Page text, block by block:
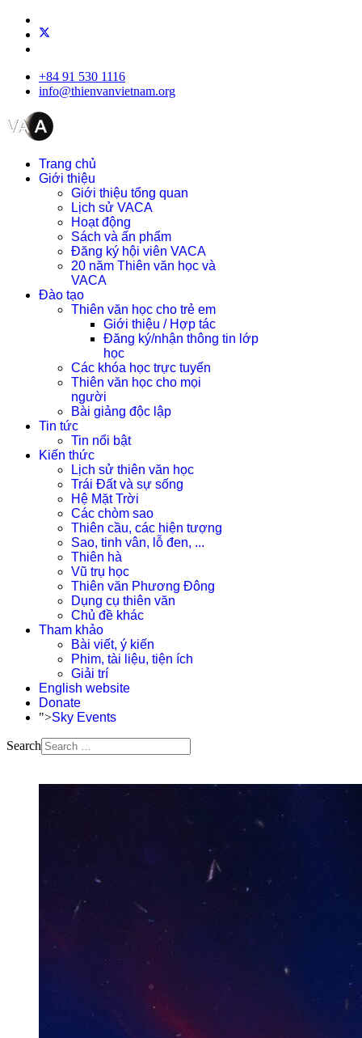
+84 91 530 1116
info@thienvanvietnam.org
Trang chủ
Giới thiệu
Giới thiệu tổng quan
Lịch sử VACA
Hoạt động
Sách và ấn phẩm
Đăng ký hội viên VACA
20 năm Thiên văn học và
VACA
Đào tạo
Thiên văn học cho trẻ em
Giới thiệu / Hợp tác
Đăng ký/nhận thông tin lớp
học
Các khóa học trực tuyến
Thiên văn học cho mọi
người
Bài giảng độc lập
Tin tức
Tin nổi bật
Kiến thức
Lịch sử thiên văn học
Trái Đất và sự sống
Hệ Mặt Trời
Các chòm sao
Thiên cầu, các hiện tượng
Sao, tinh vân, lỗ đen, ...
Thiên hà
Vũ trụ học
Thiên văn Phương Đông
Dụng cụ thiên văn
Chủ đề khác
Tham khảo
Bài viết, ý kiến
Phim, tài liệu, tiện ích
Giải trí
English website
Donate
">Sky Events
Search